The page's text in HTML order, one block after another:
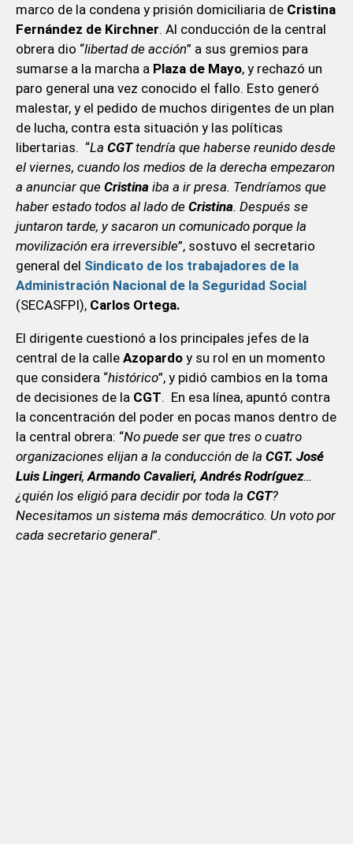
marco de la condena y prisión domiciliaria de Cristina
Fernández de Kirchner. Al conducción de la central
obrera dio “libertad de acción” a sus gremios para
sumarse a la marcha a Plaza de Mayo, y rechazó un
paro general una vez conocido el fallo. Esto generó
malestar, y el pedido de muchos dirigentes de un plan
de lucha, contra esta situación y las políticas
libertarias. “La CGTtendría que haberse reunido desde
el viernes, cuando los medios de la derecha empezaron
a anunciar que Cristina iba a ir presa. Tendríamos que
haber estado todos al lado de Cristina. Después se
juntaron tarde, y sacaron un comunicado porque la
movilización era irreversible”, sostuvo el secretario
general del Sindicato de los trabajadores de la
Administración Nacional de la Seguridad Social
(SECASFPI), Carlos Ortega.
El dirigente cuestionó a los principales jefes de la
central de la calle Azopardoy su rol en un momento
que considera “histórico”, y pidió cambios en la toma
de decisiones de la CGT. En esa línea, apuntó contra
la concentración del poder en pocas manos dentro de
la central obrera: “No puede ser que tres o cuatro
organizaciones elijan a la conducción de la CGT. José
Luis Lingeri, Armando Cavalieri, Andrés Rodríguez…
¿quién los eligió para decidir por toda la CGT?
Necesitamos un sistema más democrático. Un voto por
cada secretario general”.